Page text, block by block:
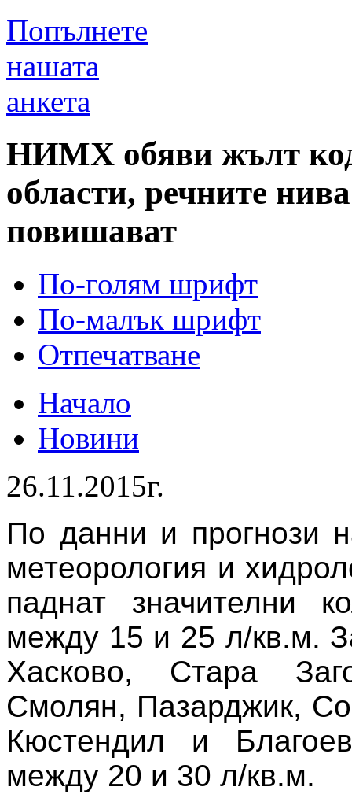
Попълнете
нашата
анкета
НИМХ обяви жълт
области, речните
повишават
По-голям шрифт
По-малък шрифт
Отпечатване
Начало
Новини
26.11.2015г.
По данни и прогнози
метеорология и
паднат значителни
между 15 и 25 л/кв.м.
Хасково, Стара
Смолян, Пазарджик,
Кюстендил и
между 20 и 30 л/кв.м.